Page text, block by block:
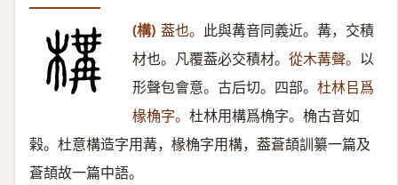
(構) 葢也。 此與冓音同義近。冓，交積
材也。凡覆葢必交積材。 從木冓聲。 以
形聲包會意。古后切。四部。 杜林㠯爲
椽桷字。 杜林用構爲桷字。桷古音如
榖。杜意構造字用冓，椽桷字用構，葢蒼頡訓纂一篇及
蒼頡故一篇中語。